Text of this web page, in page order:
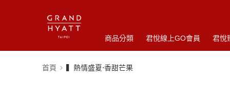
商品分類 君悅線上GO會員 君悅
首頁 ▍熱情盛夏⋅香甜芒果